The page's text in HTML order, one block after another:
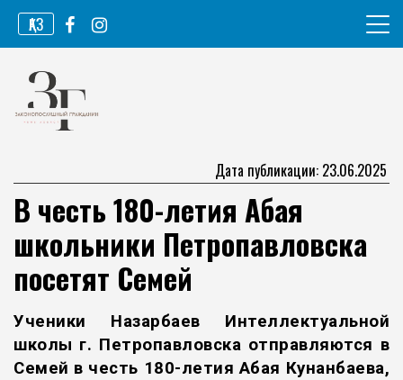
Перейти
содержимому
ҚАЗ
Законопослушный гражданин
Дата публикации: 23.06.2025
В честь 180-летия Абая
школьники Петропавловска
посетят Семей
Ученики Назарбаев Интеллектуальной
школы г. Петропавловска отправляются в
Семей в честь 180-летия Абая Кунанбаева,